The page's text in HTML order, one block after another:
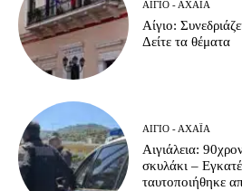
ΑΊΓΙΟ - ΑΧΑΪ́Α
Αίγιο:
Δείτε τα θέματα
ΑΊΓΙΟ - ΑΧΑΪ́Α
Αιγιάλεια:
σκυλάκι –
ταυτοποιήθηκε